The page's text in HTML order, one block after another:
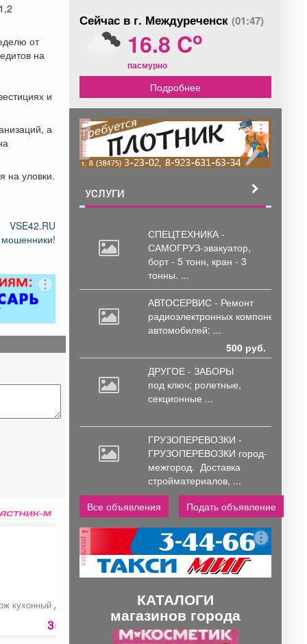
от
на
и
а
на уловки.
VSE42.RU
кухонный Дачный
35 руб.
Форма для выпечки
169 руб.
автомобиля
Accent»
Сейчас в г. Междуреченск (01:47)
16.8 Co
пасмурно
Подробнее
реклама
УСЛУГИ
СПЕЦТЕХНИКА -
САМОГРУЗ-эвакуатор,
борт - 5 тонн, кран - 3
тонны. ...
АВТОСЕРВИС - Ремонт
радиоэлектронных компонентов
автомобилей: ...
500 руб.
ДРУГОЕ - ЗАБОРЫ
под ключ; ролетные,
секционные ...
ГРУЗОПЕРЕВОЗКИ -
ГРУЗОПЕРЕВОЗКИ город-
межгород. Доставка
стройматериалов, ...
Все объявления
Подать объявление
реклама
КАТАЛОГИ
магазинов города